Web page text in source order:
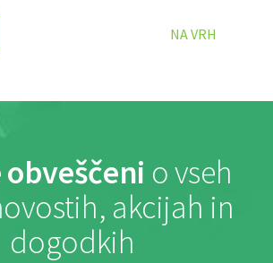
NA VRH
o vseh
akcijah in
dogodkih